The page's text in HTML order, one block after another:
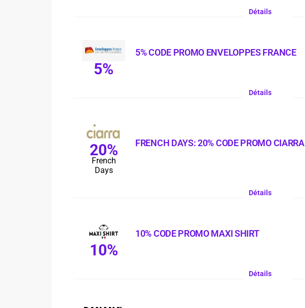
Détails
5%
5% CODE PROMO ENVELOPPES FRANCE
Détails
20%
French
Days
FRENCH DAYS: 20% CODE PROMO CIARRA
Détails
10%
10% CODE PROMO MAXI SHIRT
Détails